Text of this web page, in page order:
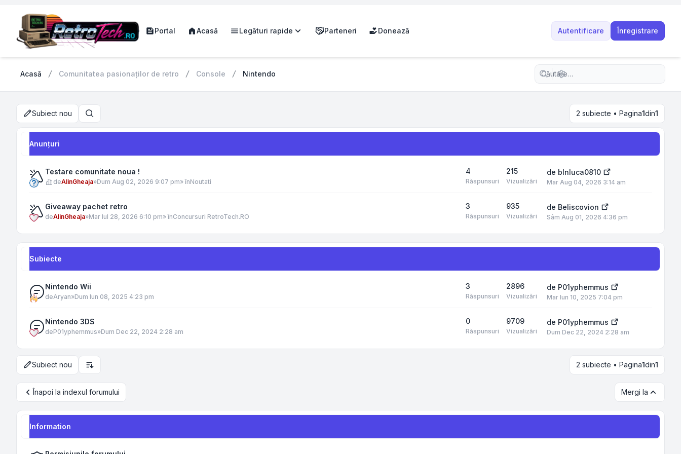
Portal Acasă Legături rapide Parteneri Donează Autentificare Înregistrare
Acasă Comunitatea pasionaților de retro Console Nintendo Căutare avansată
Subiect nou Căutare 2 subiecte • Pagina1din1
Anunţuri
Testare comunitate noua !
deAlinGheaja»Dum Aug 02, 2026 9:07 pm» înNoutati
4
Răspunsuri
215
Vizualizări
de blnluca0810
Mar Aug 04, 2026 3:14 am
Giveaway pachet retro
deAlinGheaja»Mar Iul 28, 2026 6:10 pm» înConcursuri RetroTech.RO
3
Răspunsuri
935
Vizualizări
de Beliscovion
Sâm Aug 01, 2026 4:36 pm
Subiecte
Nintendo Wii
deAryan»Dum Iun 08, 2025 4:23 pm
3
Răspunsuri
2896
Vizualizări
de P01yphemmus
Mar Iun 10, 2025 7:04 pm
Nintendo 3DS
deP01yphemmus»Dum Dec 22, 2024 2:28 am
0
Răspunsuri
9709
Vizualizări
de P01yphemmus
Dum Dec 22, 2024 2:28 am
Subiect nou Opțiuni de sortare și afișare 2 subiecte • Pagina1din1
Înapoi la indexul forumului Mergi la
Information